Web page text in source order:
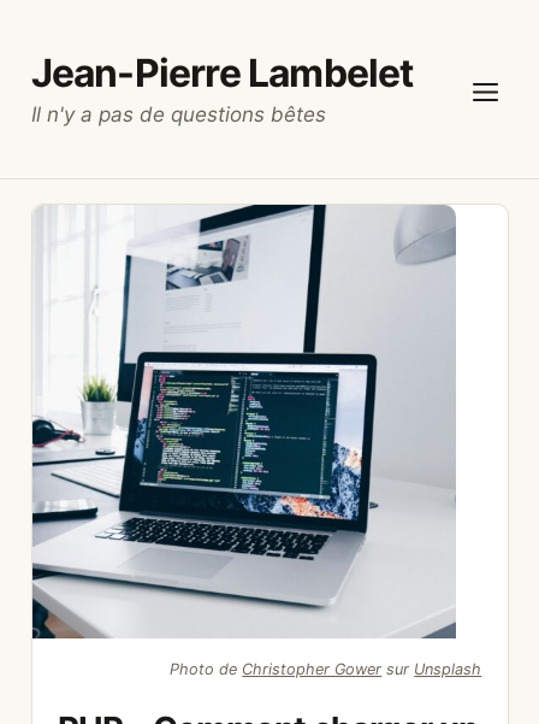
contenu
Jean-Pierre Lambelet
Il n'y a pas de questions bêtes
Photo de Christopher Gower sur Unsplash